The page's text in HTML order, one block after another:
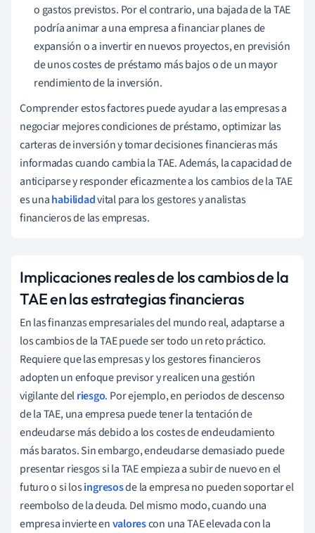
o gastos previstos. Por el contrario, una bajada de la TAE
podría animar a una empresa a financiar planes de
expansión o a invertir en nuevos proyectos, en previsión
de unos costes de préstamo más bajos o de un mayor
rendimiento de la inversión.
Comprender estos factores puede ayudar a las empresas a
negociar mejores condiciones de préstamo, optimizar las
carteras de inversión y tomar decisiones financieras más
informadas cuando cambia la TAE. Además, la capacidad de
anticiparse y responder eficazmente a los cambios de la TAE
es unahabilidadvital para los gestores y analistas
financieros de las empresas.
Implicaciones reales de los cambios de la
TAE en las estrategias financieras
En las finanzas empresariales del mundo real, adaptarse a
los cambios de la TAE puede ser todo un reto práctico.
Requiere que las empresas y los gestores financieros
adopten un enfoque previsor y realicen una gestión
vigilante delriesgo. Por ejemplo, en periodos de descenso
de la TAE, una empresa puede tener la tentación de
endeudarse más debido a los costes de endeudamiento
más baratos. Sin embargo, endeudarse demasiado puede
presentar riesgos si la TAE empieza a subir de nuevo en el
futuro o si losingresosde la empresa no pueden soportar el
reembolso de la deuda. Del mismo modo, cuando una
empresa invierte envalorescon una TAE elevada con la